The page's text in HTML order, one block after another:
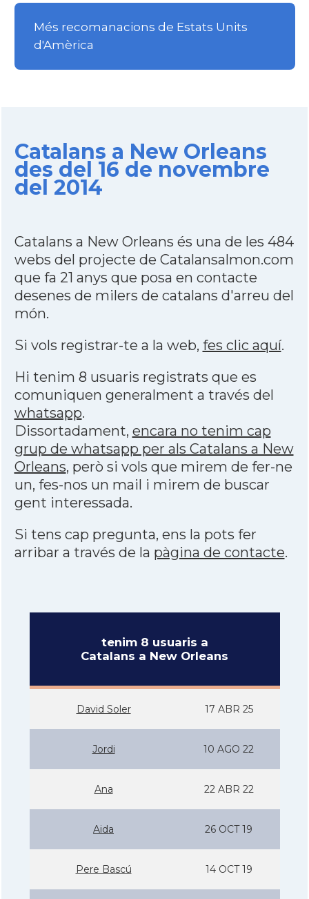
Més recomanacions de Estats Units
d'Amèrica
Catalans a New Orleans
des del 16 de novembre
del 2014
Catalans a New Orleans és una de les 484
webs del projecte de Catalansalmon.com
que fa 21 anys que posa en contacte
desenes de milers de catalans d'arreu del
món.
Si vols registrar-te a la web, fes clic aquí.
Hi tenim 8 usuaris registrats que es
comuniquen generalment a través del
whatsapp.
Dissortadament, encara no tenim cap
grup de whatsapp per als Catalans a New
Orleans, però si vols que mirem de fer-ne
un, fes-nos un mail i mirem de buscar
gent interessada.
Si tens cap pregunta, ens la pots fer
arribar a través de la pàgina de contacte.
tenim 8 usuaris a
Catalans a New Orleans
David Soler 17 ABR 25
Jordi 10 AGO 22
Ana 22 ABR 22
Aida 26 OCT 19
Pere Bascú 14 OCT 19